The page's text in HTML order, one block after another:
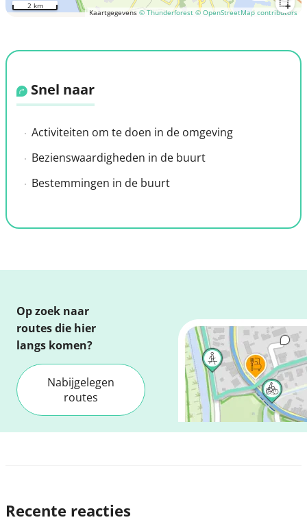
Kaartgegevens © Thunderforest © OpenStreetMap contributors
2 km
Snel naar
Activiteiten om te doen in de omgeving
Bezienswaardigheden in de buurt
Bestemmingen in de buurt
Op zoek naar
routes die hier
langs komen?
Nabijgelegen
routes
Recente reacties